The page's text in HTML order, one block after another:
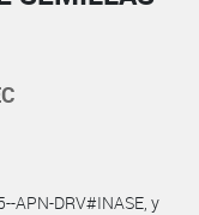
APN-DRV#INASE, y